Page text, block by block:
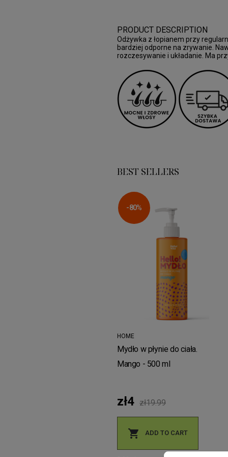
PRODUCT DESCRIPTION
Odżywka z łopianem przy
bardziej odporne na zrywanie.
rozczesywanie i układanie. Ma
BEST SELLERS
-80%
HOME
Mydło w płynie do ciała.
Mango - 500 ml
zł4 zł19.99
 ADD TO CART